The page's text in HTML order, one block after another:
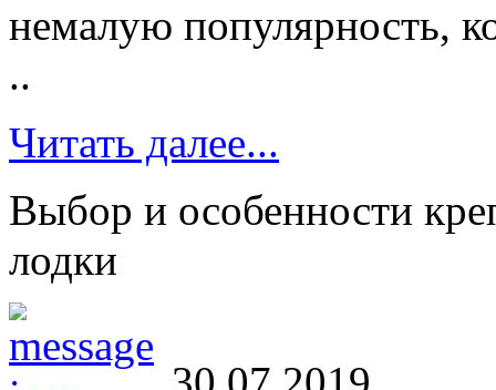
немалую популярность,
..
Читать далее...
Выбор и особенности
лодки